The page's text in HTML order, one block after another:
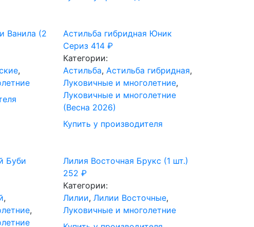
Ванила (2
,
Астильба гибридная Юник
Сериз 414₽
Категории:
Астильба, Астильба гибридная,
Луковичные и многолетние,
Луковичные и многолетние
(Весна 2026)
Купить у производителя
Буби
,
,
Лилия Восточная Брукс (1 шт.)
252₽
Категории:
Лилии,Лилии Восточные,
Луковичные и многолетние